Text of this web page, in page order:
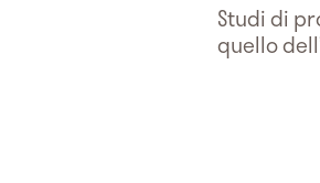
Studi di
quello